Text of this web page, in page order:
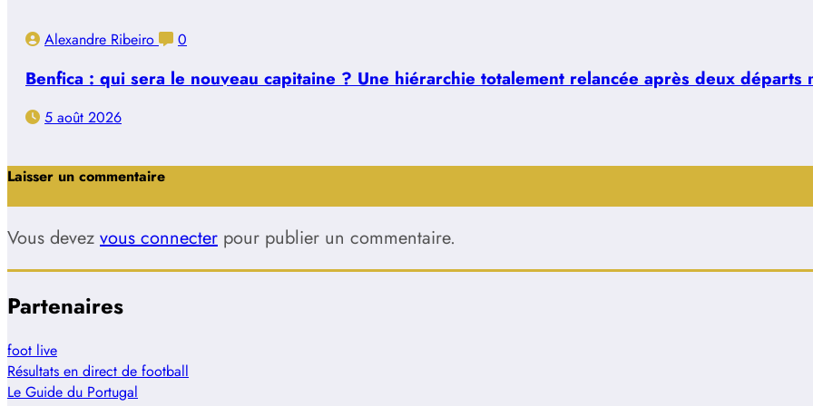
Alexandre Ribeiro 0
Benfica : qui sera le nouveau capitaine ? Une hiérarchie totalement relancée après deux départs
5 août 2026
Laisser un commentaire
Vous devez vous connecter pour publier un commentaire.
Partenaires
foot live
Résultats en direct de football
Le Guide du Portugal